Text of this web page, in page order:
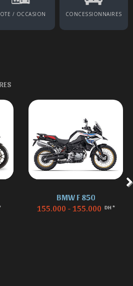
/ OCCASION CONCESSIONNAIRES
BMW F 850
155.000 - 155.000 DH *